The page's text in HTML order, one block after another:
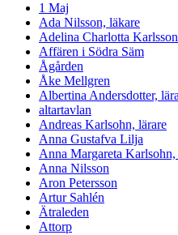
1 Maj
Ada Nilsson, läkare
Adelina Charlotta Karlsson
Affären i Södra Säm
Ågården
Åke Mellgren
Albertina Andersdotter,
altartavlan
Andreas Karlsohn, lärare
Anna Gustafva Lilja
Anna Margareta Karlsohn,
Anna Nilsson
Aron Petersson
Artur Sahlén
Ätraleden
Attorp